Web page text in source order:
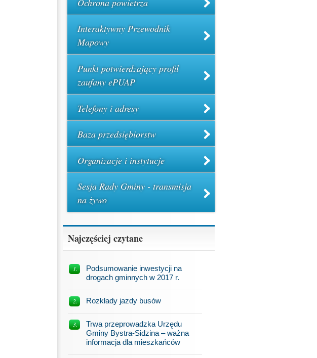
Interaktywny Przewodnik
Mapowy
Punkt potwierdzający profil
zaufany ePUAP
Telefony i adresy
Baza przedsiębiorstw
Organizacje i instytucje
Sesja Rady Gminy - transmisja
na żywo
Najczęściej czytane
Podsumowanie inwestycji na
drogach gminnych w 2017 r.
Rozkłady jazdy busów
Trwa przeprowadzka Urzędu
Gminy Bystra-Sidzina – ważna
informacja dla mieszkańców